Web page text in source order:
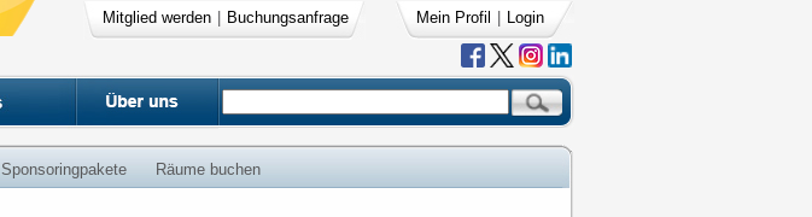
Mitglied werden Buchungsanfrage Mein Profil Login
Sponsoringpakete Räume buchen